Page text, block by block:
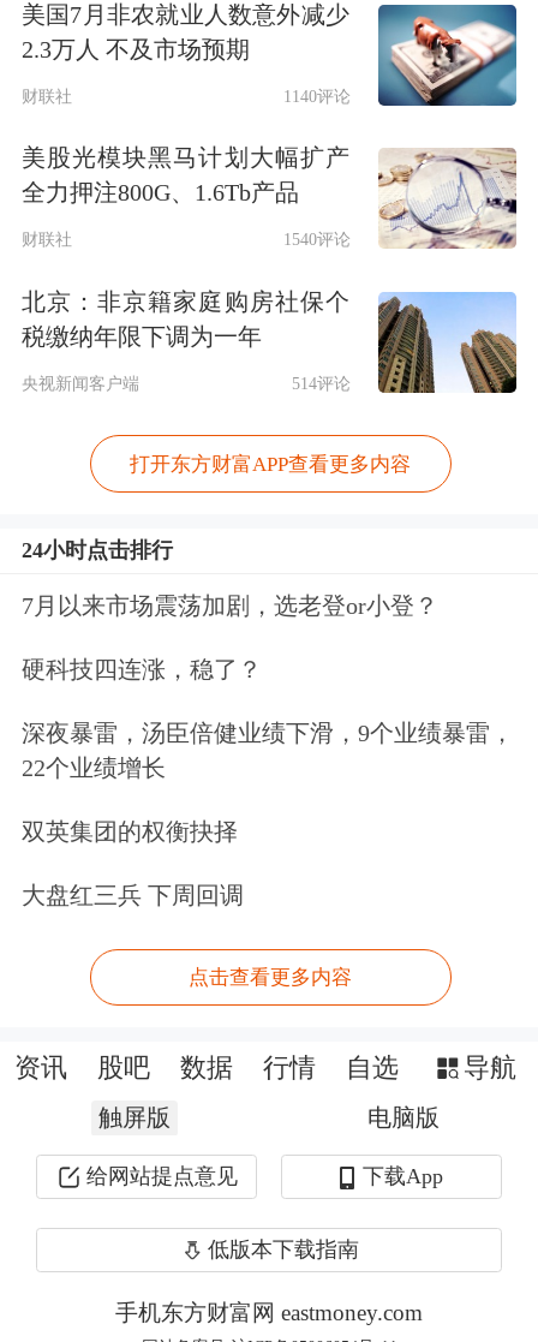
业作为一家长期从事健康功能性食品等
产品经营的企业，其对于涉事产品采购
一节，为何没有怀疑？公司在进货验收
时，为何未对磷虾油的含量进行重点抽
文章中，上海消保委还指出，消费者在
市场上用每瓶50元-60元的价格，买到
每瓶采购价只有3元-4元的涉事产
品，“其中竟然还没有一点一滴的南极
磷虾油，相关经营者的诚信意识和社会
责任在哪里？”面对健康功能性食品市
南极磷虾油这样的问题产品出现在市场
上，不仅损害广大消费者的合法权益，
也会对提振消费信心产生较大影响。
南都此前报道，近日，上海市消保委公
众号发文称，经检测，一款标称“北京
同仁堂99%高纯南极磷虾油”的产品，
检测结果显示该款产品磷脂含量为0。
美国7月非农就业人数意外减少
2.3万人 不及市场预期
财联社 1140评论
美股光模块黑马计划大幅扩产
全力押注800G、1.6Tb产品
财联社 1540评论
北京：非京籍家庭购房社保个
税缴纳年限下调为一年
央视新闻客户端 514评论
打开东方财富APP查看更多内容
24小时点击排行
7月以来市场震荡加剧，选老登or小登？
硬科技四连涨，稳了？
深夜暴雷，汤臣倍健业绩下滑，9个业绩暴雷，
22个业绩增长
双英集团的权衡抉择
大盘红三兵 下周回调
点击查看更多内容
资讯 股吧 数据 行情 自选 导航
触屏版 电脑版
给网站提点意见 下载App
低版本下载指南
手机东方财富网 eastmoney.com